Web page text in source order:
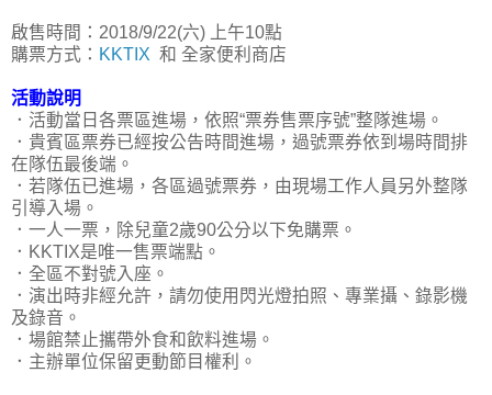
啟售時間：2018/9/22(六) 上午10點
購票方式： KKTIX 和 全家便利商店
活動說明
．活動當日各票區進場，依照“票券售票序號”整隊進場。
．貴賓區票券已經按公告時間進場，過號票券依到場時間排
在隊伍最後端。
．若隊伍已進場，各區過號票券，由現場工作人員另外整隊
引導入場。
．一人一票，除兒童2歲90公分以下免購票。
．KKTIX是唯一售票端點。
．全區不對號入座。
．演出時非經允許，請勿使用閃光燈拍照、專業攝、錄影機
及錄音。
．場館禁止攜帶外食和飲料進場。
．主辦單位保留更動節目權利。